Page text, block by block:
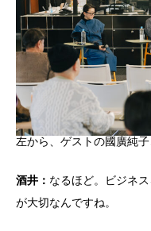
左から、ゲストの國廣純
酒井： なるほど。ビジネ
が大切なんですね。